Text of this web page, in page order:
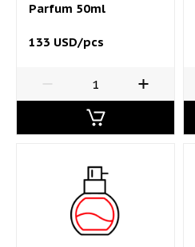
Parfum 50ml
133 USD/pcs